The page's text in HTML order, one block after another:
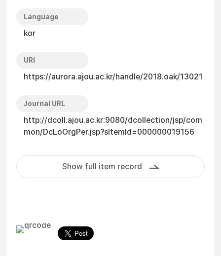
Language
kor
URI
https://aurora.ajou.ac.kr/handle/2018.oak/13021
Journal URL
http://dcoll.ajou.ac.kr:9080/dcollection/jsp/com
mon/DcLoOrgPer.jsp?sItemId=000000019156
Show full item record